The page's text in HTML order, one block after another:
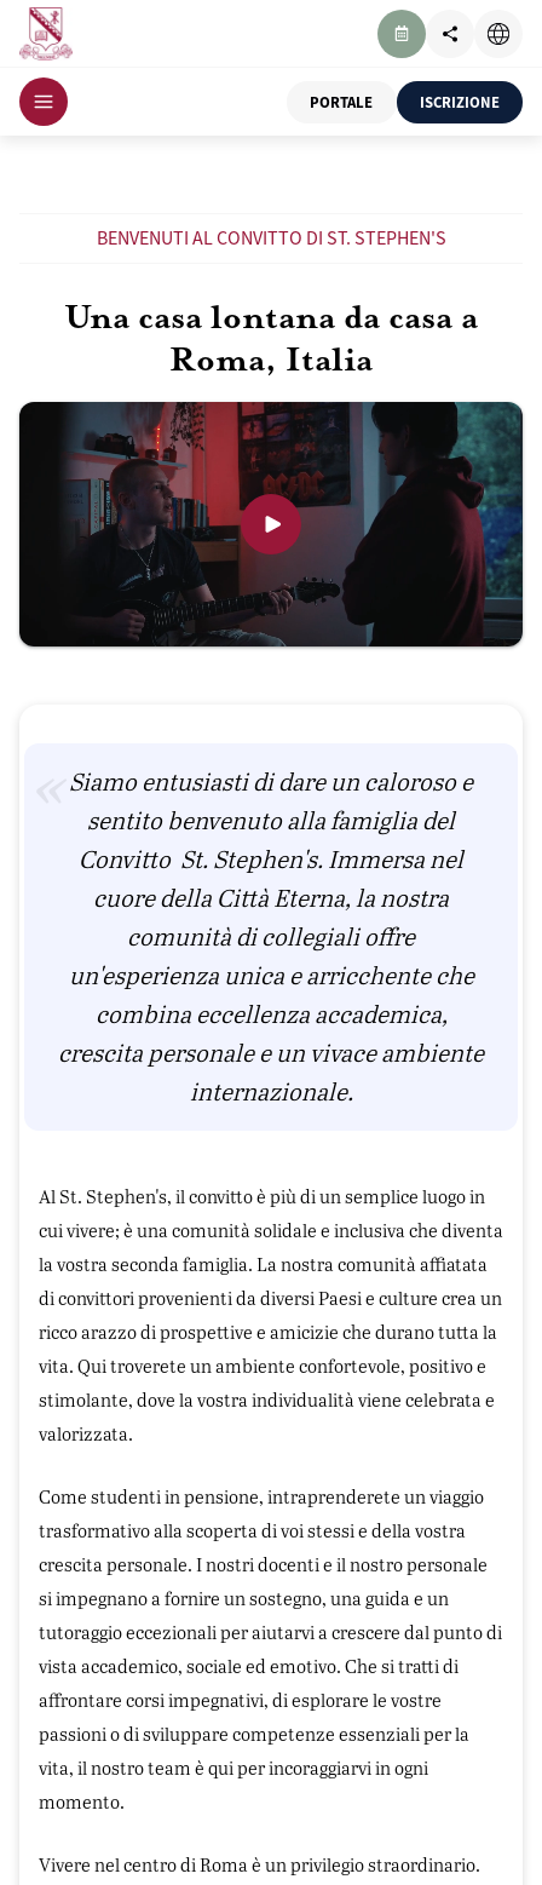
PORTALE ISCRIZIONE
BENVENUTI AL CONVITTO DI ST. STEPHEN'S
Una casa lontana da casa a
Roma, Italia
Siamo entusiasti di dare un caloroso e
sentito benvenuto alla famiglia del
Convitto St. Stephen's. Immersa nel
cuore della Città Eterna, la nostra
comunità di collegiali offre
un'esperienza unica e arricchente che
combina eccellenza accademica,
crescita personale e un vivace ambiente
internazionale.
Al St. Stephen's, il convitto è più di un semplice luogo in
cui vivere; è una comunità solidale e inclusiva che diventa
la vostra seconda famiglia. La nostra comunità affiatata
di convittori provenienti da diversi Paesi e culture crea un
ricco arazzo di prospettive e amicizie che durano tutta la
vita. Qui troverete un ambiente confortevole, positivo e
stimolante, dove la vostra individualità viene celebrata e
valorizzata.
Come studenti in pensione, intraprenderete un viaggio
trasformativo alla scoperta di voi stessi e della vostra
crescita personale. I nostri docenti e il nostro personale
si impegnano a fornire un sostegno, una guida e un
tutoraggio eccezionali per aiutarvi a crescere dal punto di
vista accademico, sociale ed emotivo. Che si tratti di
affrontare corsi impegnativi, di esplorare le vostre
passioni o di sviluppare competenze essenziali per la
vita, il nostro team è qui per incoraggiarvi in ogni
momento.
Vivere nel centro di Roma è un privilegio straordinario.